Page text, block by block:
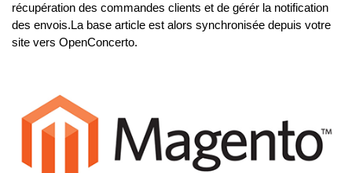
récupération des commandes clients et de gérér la notification
des envois.La base article est alors synchronisée depuis votre
site vers OpenConcerto.